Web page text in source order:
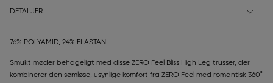
DETALJER
76% POLYAMID, 24% ELASTAN
Smukt møder behageligt med disse ZERO Feel Bliss High Leg trusser, der
kombinerer den sømløse, usynlige komfort fra ZERO Feel med romantisk 360°